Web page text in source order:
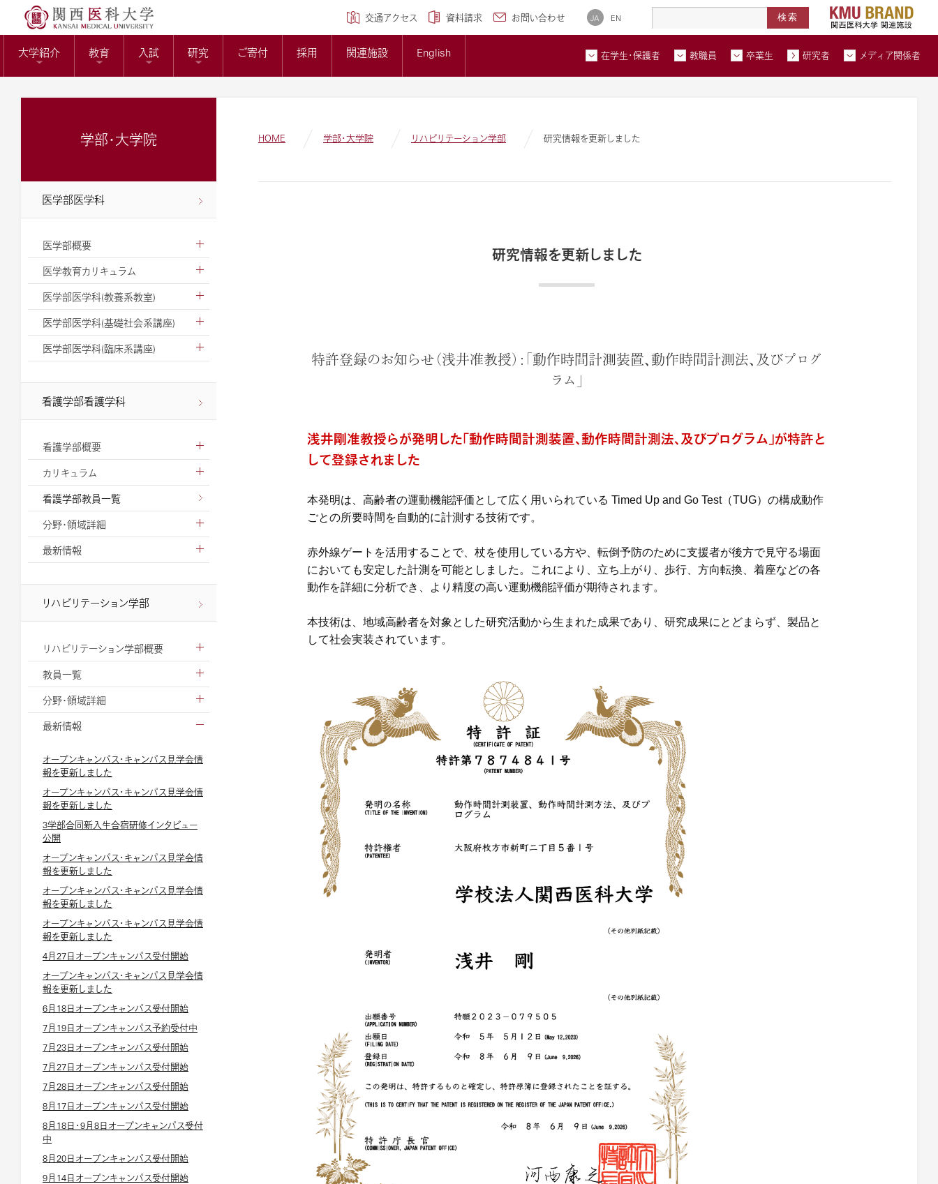
交通アクセス 資料請求 お問い合わせ JA EN
大学紹介 教育 入試 研究 ご寄付 採用 関連施設 English 在学生・保護者 教職員 卒業生 研究者 メディア関係者
役員報酬の支給基準について
ガバナンスコード
広報誌
大学概要
北河内メディカルネットワーク
教育センター
KMUバイオバンクセンター 高度医療人材養成拠点形成事業
在学生・保護者トップページへ
教職員トップページへ
卒業生トップページへ
学部・大学院
医学部医学科
医学部概要
医学教育カリキュラム
医学部医学科(教養系教室)
医学部医学科(基礎社会系講座)
医学部医学科(臨床系講座)
看護学部看護学科
看護学部概要
カリキュラム
看護学部教員一覧
分野・領域詳細
最新情報
リハビリテーション学部
リハビリテーション学部概要
教員一覧
分野・領域詳細
最新情報
オープンキャンパス・キャンパス見学会情
報を更新しました
オープンキャンパス・キャンパス見学会情
報を更新しました
3学部合同新入生合宿研修インタビュー
公開
オープンキャンパス・キャンパス見学会情
報を更新しました
オープンキャンパス・キャンパス見学会情
報を更新しました
オープンキャンパス・キャンパス見学会情
報を更新しました
4月27日オープンキャンパス受付開始
オープンキャンパス・キャンパス見学会情
報を更新しました
6月18日オープンキャンパス受付開始
7月19日オープンキャンパス予約受付中
7月23日オープンキャンパス受付開始
7月27日オープンキャンパス受付開始
7月28日オープンキャンパス受付開始
8月17日オープンキャンパス受付開始
8月18日・9月8日オープンキャンパス受付
中
8月20日オープンキャンパス受付開始
9月14日オープンキャンパス受付開始
HOME 学部・大学院 リハビリテーション学部 研究情報を更新しました
研究情報を更新しました
特許登録のお知らせ（浅井准教授）：「動作時間計測装置、動作時間計測法、及びプログ
ラム」
浅井剛准教授らが発明した「動作時間計測装置、動作時間計測法、及びプログラム」が特許と
して登録されました
本発明は、高齢者の運動機能評価として広く用いられている Timed Up and Go Test（TUG）の構成動作
ごとの所要時間を自動的に計測する技術です。
赤外線ゲートを活用することで、杖を使用している方や、転倒予防のために支援者が後方で見守る場面
においても安定した計測を可能としました。これにより、立ち上がり、歩行、方向転換、着座などの各
動作を詳細に分析でき、より精度の高い運動機能評価が期待されます。
本技術は、地域高齢者を対象とした研究活動から生まれた成果であり、研究成果にとどまらず、製品と
して社会実装されています。